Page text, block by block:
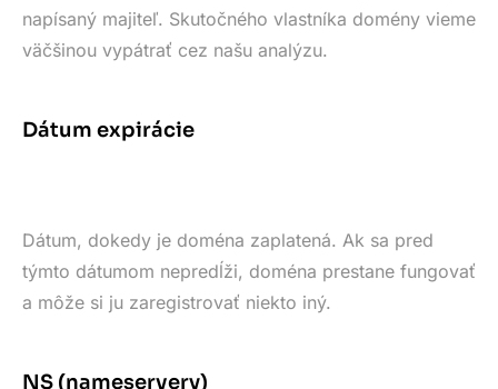
napísaný majiteľ. Skutočného vlastníka domény vieme
väčšinou vypátrať cez našu analýzu.
Dátum expirácie
Dátum, dokedy je doména zaplatená. Ak sa pred
týmto dátumom nepredĺži, doména prestane fungovať
a môže si ju zaregistrovať niekto iný.
NS (nameservery)